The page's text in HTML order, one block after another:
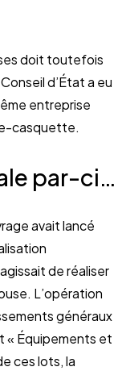
doit toutefois
d’État a eu
entreprise
casquette.
par-ci…
avait lancé
de réaliser
L’opération
généraux
« Équipements et
ces lots, la